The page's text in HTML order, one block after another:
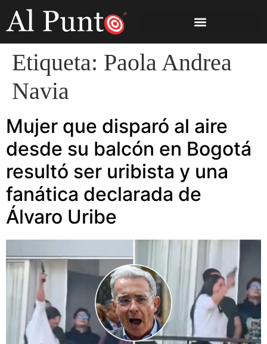
Etiqueta: Paola Andrea
Navia
Mujer que disparó al aire
desde su balcón en Bogotá
resultó ser uribista y una
fanática declarada de
Álvaro Uribe